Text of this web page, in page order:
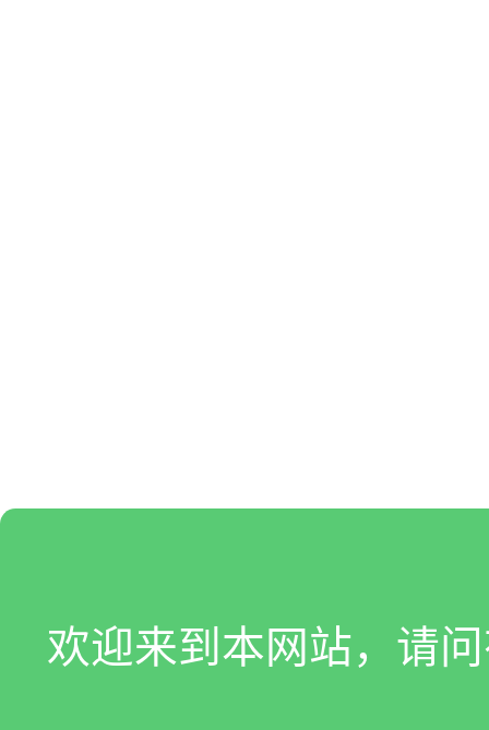
欢迎来到本网站，请